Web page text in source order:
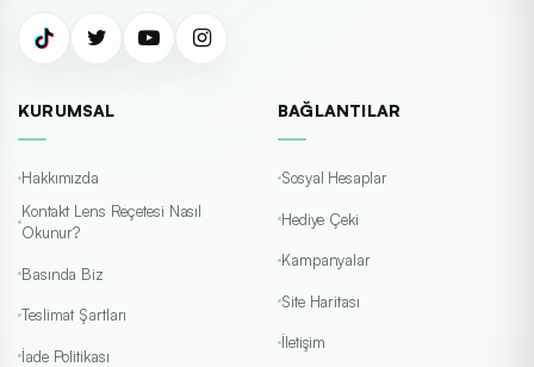
KURUMSAL
Hakkımızda
Kontakt Lens Reçetesi Nasıl
Okunur?
Basında Biz
Teslimat Şartları
İade Politikası
BAĞLANTILAR
Sosyal Hesaplar
Hediye Çeki
Kampanyalar
Site Haritası
İletişim